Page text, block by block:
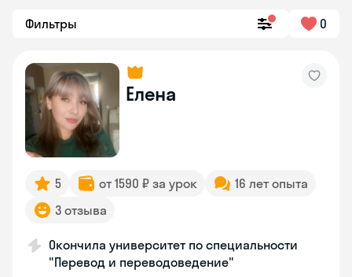
Фильтры 0
Елена
5 от 1590 ₽ за урок
16 лет опыта
3 отзыва
Окончила университет по специальности
"Перевод и переводоведение"